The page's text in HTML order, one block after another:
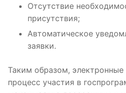
Отсутствие
присутствия;
Автоматическое
заявки.
Таким образом,
процесс участия в